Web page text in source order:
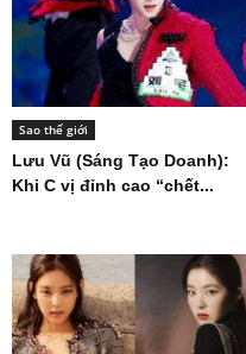
Sao thế giới
Lưu Vũ (Sáng Tạo Doanh):
Khi C vị đỉnh cao “chết...